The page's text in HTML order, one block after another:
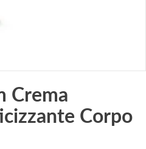
Crema
Corpo